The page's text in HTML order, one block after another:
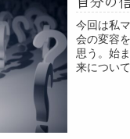
今回は私
会の変容
思う。始
来につい